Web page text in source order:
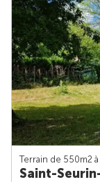
Terrain de 550m2 à
Saint-